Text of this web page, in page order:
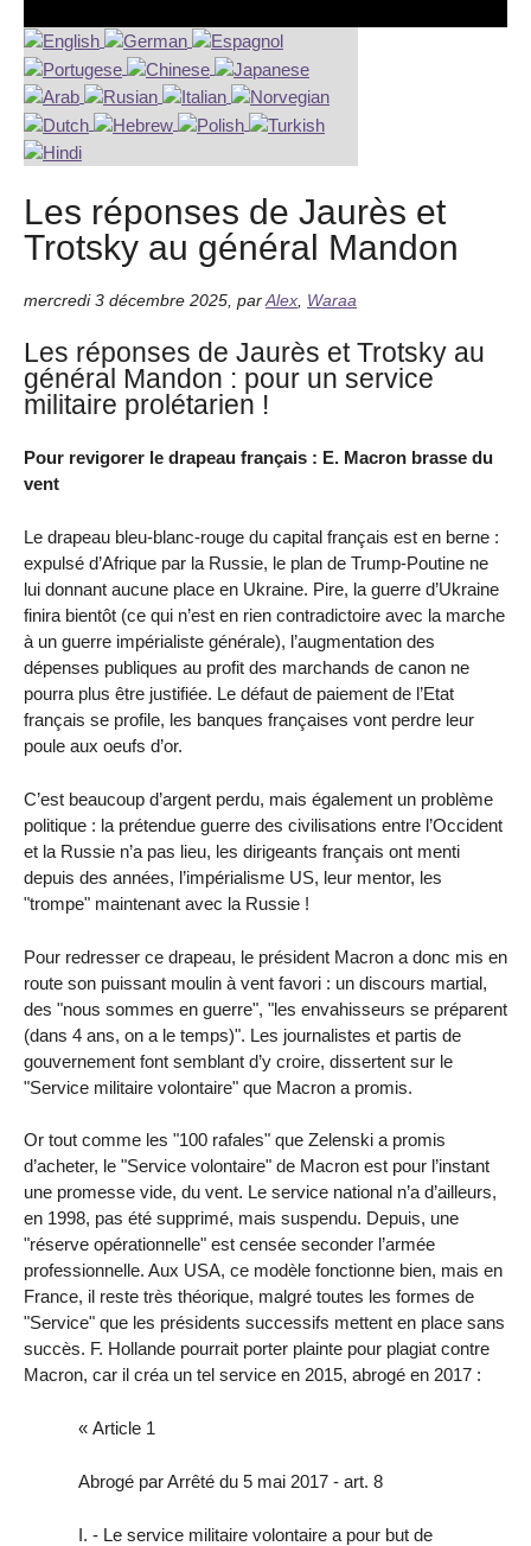
Les réponses de Jaurès et
Trotsky au général Mandon
mercredi 3 décembre 2025 par Alex Waraa
Les réponses de Jaurès et Trotsky au
général Mandon : pour un service
militaire prolétarien !
Pour revigorer le drapeau français : E. Macron brasse du
vent
Le drapeau bleu-blanc-rouge du capital français est en berne :
expulsé d’Afrique par la Russie, le plan de Trump-Poutine ne
lui donnant aucune place en Ukraine. Pire, la guerre d’Ukraine
finira bientôt (ce qui n’est en rien contradictoire avec la marche
à un guerre impérialiste générale), l’augmentation des
dépenses publiques au profit des marchands de canon ne
pourra plus être justifiée. Le défaut de paiement de l’Etat
français se profile, les banques françaises vont perdre leur
poule aux oeufs d’or.
C’est beaucoup d’argent perdu, mais également un problème
politique : la prétendue guerre des civilisations entre l’Occident
et la Russie n’a pas lieu, les dirigeants français ont menti
depuis des années, l’impérialisme US, leur mentor, les
"trompe" maintenant avec la Russie !
Pour redresser ce drapeau, le président Macron a donc mis en
route son puissant moulin à vent favori : un discours martial,
des "nous sommes en guerre", "les envahisseurs se préparent
(dans 4 ans, on a le temps)". Les journalistes et partis de
gouvernement font semblant d’y croire, dissertent sur le
"Service militaire volontaire" que Macron a promis.
Or tout comme les "100 rafales" que Zelenski a promis
d’acheter, le "Service volontaire" de Macron est pour l’instant
une promesse vide, du vent. Le service national n’a d’ailleurs,
en 1998, pas été supprimé, mais suspendu. Depuis, une
"réserve opérationnelle" est censée seconder l’armée
professionnelle. Aux USA, ce modèle fonctionne bien, mais en
France, il reste très théorique, malgré toutes les formes de
"Service" que les présidents successifs mettent en place sans
succès. F. Hollande pourrait porter plainte pour plagiat contre
Macron, car il créa un tel service en 2015, abrogé en 2017 :
« Article 1
Abrogé par Arrêté du 5 mai 2017 - art. 8
I. - Le service militaire volontaire a pour but de